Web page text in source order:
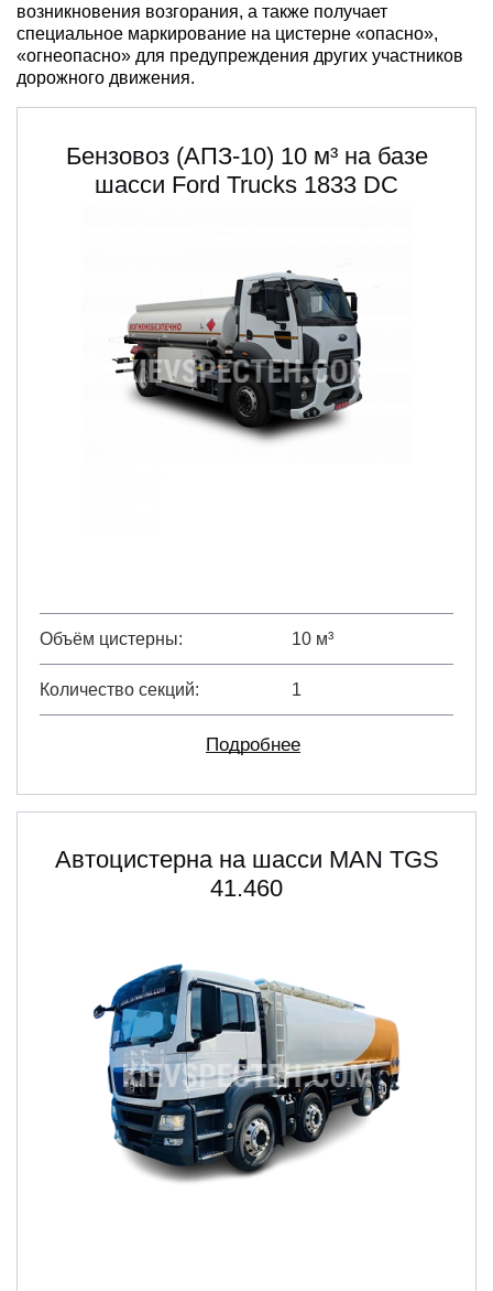
возникновения возгорания, а также получает
специальное маркирование на цистерне «опасно»,
«огнеопасно» для предупреждения других участников
дорожного движения.
Бензовоз (АПЗ-10) 10 м³ на базе
шасси Ford Trucks 1833 DC
Объём цистерны 10 м³
Количество секций 1
Подробнее
Автоцистерна на шасси МАN TGS
41.460